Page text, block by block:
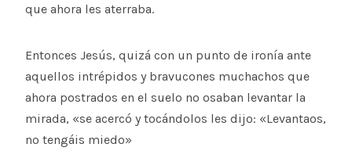
que ahora les aterraba.
Entonces Jesús, quizá con un punto de ironía ante
aquellos intrépidos y bravucones muchachos que
ahora postrados en el suelo no osaban levantar la
mirada, «se acercó y tocándolos les dijo: «Levantaos,
no tengáis miedo»